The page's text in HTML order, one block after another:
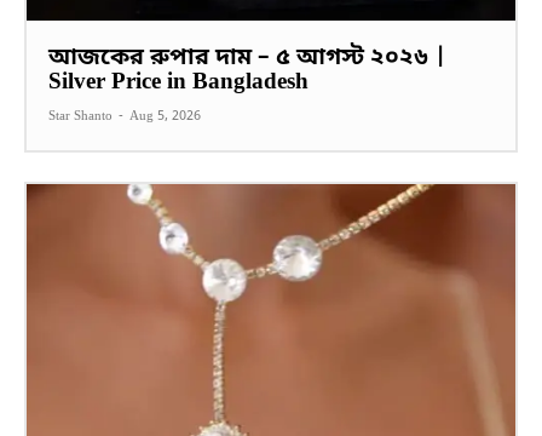
আজকের রুপার দাম – ৫ আগস্ট ২০২৬ |
Silver Price in Bangladesh
Star Shanto - Aug 5, 2026